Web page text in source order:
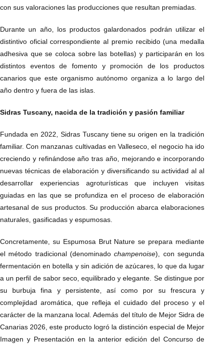
con sus valoraciones las producciones que resultan premiadas.
Durante un año, los productos galardonados podrán utilizar el
distintivo oficial correspondiente al premio recibido (una medalla
adhesiva que se coloca sobre las botellas) y participarán en los
distintos eventos de fomento y promoción de los productos
canarios que este organismo autónomo organiza a lo largo del
año dentro y fuera de las islas.
Sidras Tuscany, nacida de la tradición y pasión familiar
Fundada en 2022, Sidras Tuscany tiene su origen en la tradición
familiar. Con manzanas cultivadas en Valleseco, el negocio ha ido
creciendo y refinándose año tras año, mejorando e incorporando
nuevas técnicas de elaboración y diversificando su actividad al al
desarrollar experiencias agroturísticas que incluyen visitas
guiadas en las que se profundiza en el proceso de elaboración
artesanal de sus productos. Su producción abarca elaboraciones
naturales, gasificadas y espumosas.
Concretamente, su Espumosa Brut Nature se prepara mediante
el método tradicional (denominadochampenoise), con segunda
fermentación en botella y sin adición de azúcares, lo que da lugar
a un perfil de sabor seco, equilibrado y elegante. Se distingue por
su burbuja fina y persistente, así como por su frescura y
complejidad aromática, que refleja el cuidado del proceso y el
carácter de la manzana local. Además del título de Mejor Sidra de
Canarias 2026, este producto logró la distinción especial de Mejor
Imagen y Presentación en la anterior edición del Concurso de